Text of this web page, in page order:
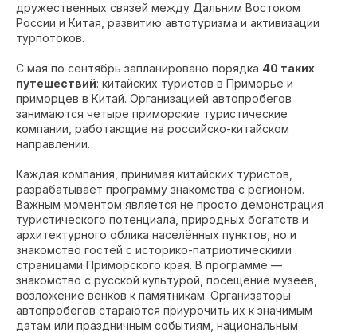
дружественных связей между Дальним Востоком
России и Китая, развитию автотуризма и активизации
турпотоков.
С мая по сентябрь запланировано порядка 40 таких
путешествий: китайских туристов в Приморье и
приморцев в Китай. Организацией автопробегов
занимаются четыре приморские туристические
компании, работающие на российско-китайском
направлении.
Каждая компания, принимая китайских туристов,
разрабатывает программу знакомства с регионом.
Важным моментом является не просто демонстрация
туристического потенциала, природных богатств и
архитектурного облика населённых пунктов, но и
знакомство гостей с историко-патриотическими
страницами Приморского края. В программе —
знакомство с русской культурой, посещение музеев,
возложение венков к памятникам. Организаторы
автопробегов стараются приурочить их к значимым
датам или праздничным событиям, национальным